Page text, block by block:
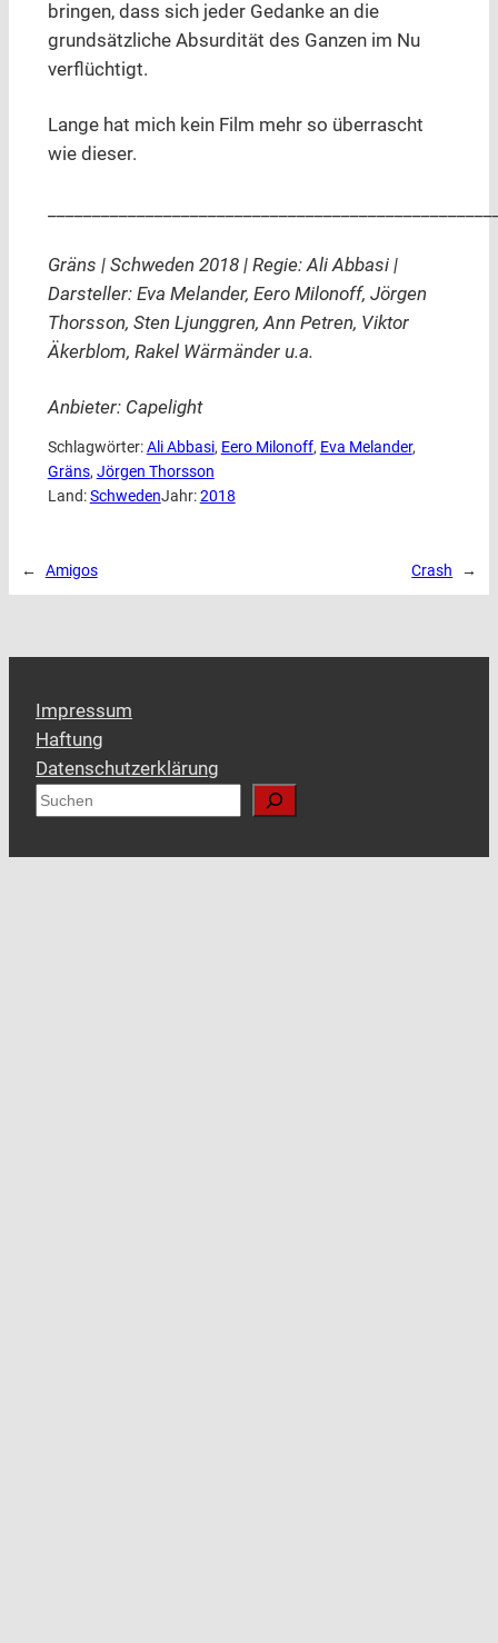
bringen, dass sich jeder Gedanke an die
grundsätzliche Absurdität des Ganzen im Nu
verflüchtigt.
Lange hat mich kein Film mehr so überrascht
wie dieser.
Gräns | Schweden 2018 | Regie: Ali Abbasi |
Darsteller: Eva Melander, Eero Milonoff, Jörgen
Thorsson, Sten Ljunggren, Ann Petren, Viktor
Äkerblom, Rakel Wärmänder u.a.
Anbieter: Capelight
Schlagwörter:Ali Abbasi, Eero Milonoff, Eva Melander
Gräns, Jörgen Thorsson
Land:SchwedenJahr:2018
← Amigos Crash →
Impressum
Haftung
Datenschutzerklärung
S
c